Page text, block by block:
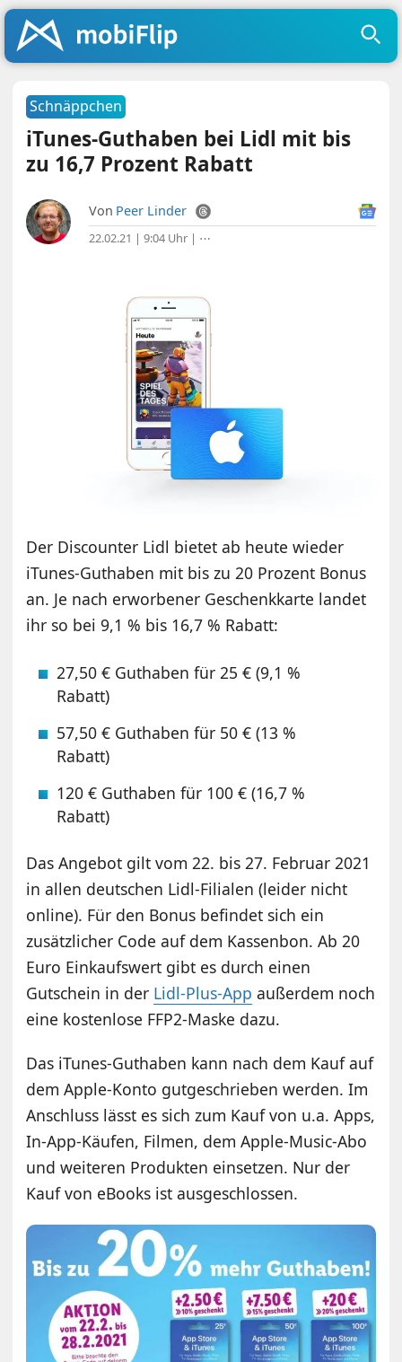
Schnäppchen
iTunes-Guthaben bei Lidl mit bis
zu 16,7 Prozent Rabatt
Von Peer Linder
22.02.21 | 9:04 Uhr | ⋯
Der Discounter Lidl bietet ab heute wieder
iTunes-Guthaben mit bis zu 20 Prozent Bonus
an. Je nach erworbener Geschenkkarte landet
ihr so bei 9,1 % bis 16,7 % Rabatt:
27,50 € Guthaben für 25 € (9,1 %
Rabatt)
57,50 € Guthaben für 50 € (13 %
Rabatt)
120 € Guthaben für 100 € (16,7 %
Rabatt)
Das Angebot gilt vom 22. bis 27. Februar 2021
in allen deutschen Lidl-Filialen (leider nicht
online). Für den Bonus befindet sich ein
zusätzlicher Code auf dem Kassenbon. Ab 20
Euro Einkaufswert gibt es durch einen
Gutschein in der Lidl-Plus-App außerdem noch
eine kostenlose FFP2-Maske dazu.
Das iTunes-Guthaben kann nach dem Kauf auf
dem Apple-Konto gutgeschrieben werden. Im
Anschluss lässt es sich zum Kauf von u.a. Apps,
In-App-Käufen, Filmen, dem Apple-Music-Abo
und weiteren Produkten einsetzen. Nur der
Kauf von eBooks ist ausgeschlossen.